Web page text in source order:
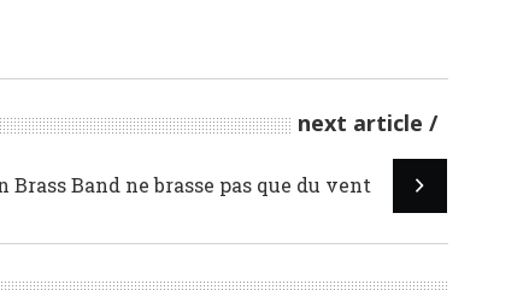
next article
Brass Band ne brasse pas que du vent